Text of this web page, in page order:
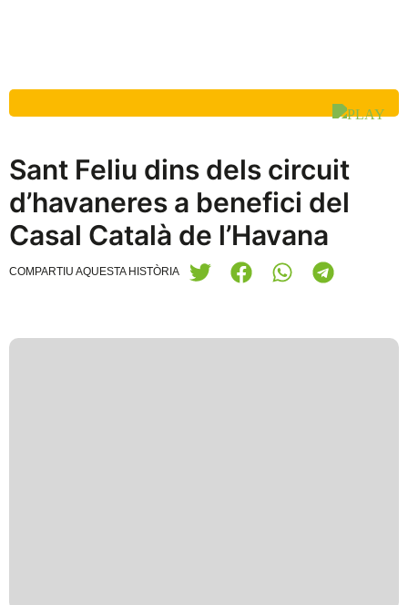
Sant Feliu dins dels circuit
d’havaneres a benefici del
Casal Català de l’Havana
COMPARTIU AQUESTA HISTÒRIA